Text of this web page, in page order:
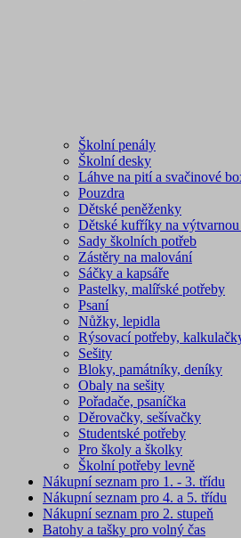
Školní penály
Školní desky
Láhve na pití a svačinové
Pouzdra
Dětské peněženky
Dětské kufříky na
Sady školních potřeb
Zástěry na malování
Sáčky a kapsáře
Pastelky, malířské potřeby
Psaní
Nůžky, lepidla
Rýsovací potřeby,
Sešity
Bloky, památníky, deníky
Obaly na sešity
Pořadače, psaníčka
Děrovačky, sešívačky
Studentské potřeby
Pro školy a školky
Školní potřeby levně
Nákupní seznam pro 1. - 3. třídu
Nákupní seznam pro 4. a 5. třídu
Nákupní seznam pro 2. stupeň
Batohy a tašky pro volný čas